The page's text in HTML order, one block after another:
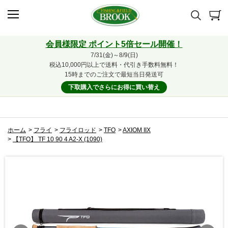
会員様限定 ポイント5倍セール開催！
7/31(金)～8/9(日)
税込10,000円以上で送料・代引き手数料無料！
15時までのご注文で最短当日発送可
下取購入でさらにお得に買い替え
ホーム > フライ > フライロッド > TFO >AXIOM IIX
>
【TFO】 TF 10 90 4 A2-X (1090)